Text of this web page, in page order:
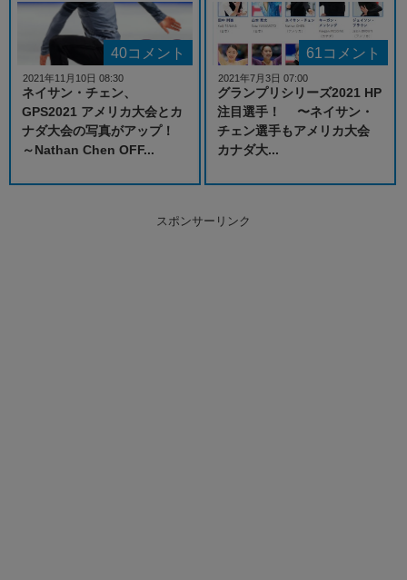
40コメント
ネイサン・チェン、
GPS2021 アメリカ大会とカ
ナダ大会の写真がアップ！
～Nathan Chen OFF...
2021年11月10日 08:30
61コメント
グランプリシリーズ2021 HP
注目選手！ 〜ネイサン・
チェン選手もアメリカ大会
カナダ大...
2021年7月3日 07:00
スポンサーリンク